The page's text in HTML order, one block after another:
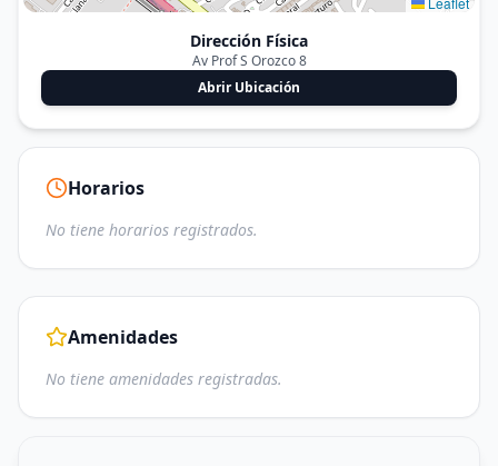
Dirección Física
Av Prof S Orozco 8
Abrir Ubicación
Horarios
No tiene horarios registrados.
Amenidades
No tiene amenidades registradas.